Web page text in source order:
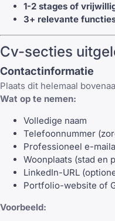
1-2 stages of
3+ relevante
Cv-secties
Contactinformatie
Plaats dit helemaal
Wat op te nemen:
Volledige naam
Telefoonnummer
Professioneel e-
Woonplaats (stad en
LinkedIn-URL
Portfolio-website of
Voorbeeld: